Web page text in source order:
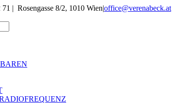
| Rosengasse 8/2, 1010 Wien|office@verenabeck.at